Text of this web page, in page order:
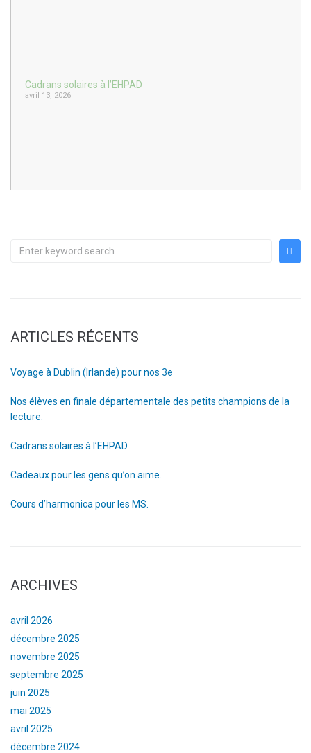
Cadrans solaires à l’EHPAD
avril 13, 2026
ARTICLES RÉCENTS
Voyage à Dublin (Irlande) pour nos 3e
Nos élèves en finale départementale des petits champions de la
lecture.
Cadrans solaires à l’EHPAD
Cadeaux pour les gens qu’on aime.
Cours d’harmonica pour les MS.
ARCHIVES
avril 2026
décembre 2025
novembre 2025
septembre 2025
juin 2025
mai 2025
avril 2025
décembre 2024